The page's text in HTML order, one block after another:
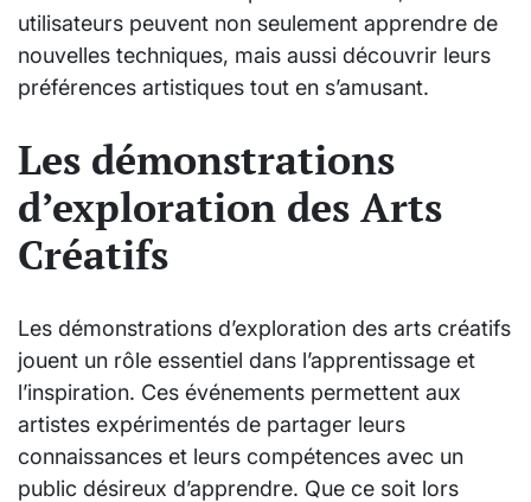
utilisateurs peuvent non seulement apprendre de
nouvelles techniques, mais aussi découvrir leurs
préférences artistiques tout en s’amusant.
Les démonstrations
d’exploration des Arts
Créatifs
Les démonstrations d’exploration des arts créatifs
jouent un rôle essentiel dans l’apprentissage et
l’inspiration. Ces événements permettent aux
artistes expérimentés de partager leurs
connaissances et leurs compétences avec un
public désireux d’apprendre. Que ce soit lors